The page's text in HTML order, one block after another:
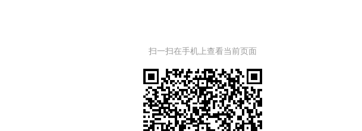
扫一扫在手机上查看当前页面